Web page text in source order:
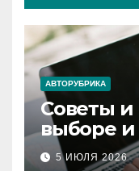
АВТОРУБРИКА
Советы
выборе
5 ИЮЛЯ 2026